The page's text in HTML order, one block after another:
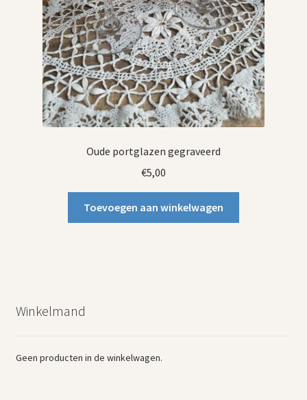
Oude portglazen gegraveerd
€5,00
Toevoegen aan winkelwagen
Winkelmand
Geen producten in de winkelwagen.